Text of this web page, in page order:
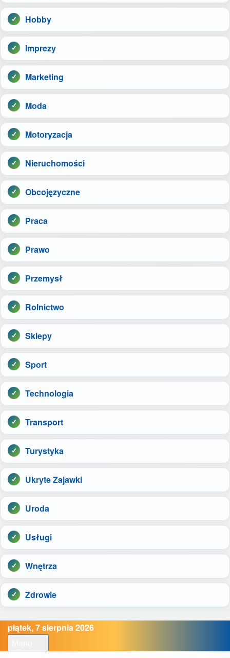
Hobby
Imprezy
Marketing
Moda
Motoryzacja
Nieruchomości
Obcojęzyczne
Praca
Prawo
Przemysł
Rolnictwo
Sklepy
Sport
Technologia
Transport
Turystyka
Ukryte Zajawki
Uroda
Usługi
Wnętrza
Zdrowie
piątek, 7 sierpnia 2026